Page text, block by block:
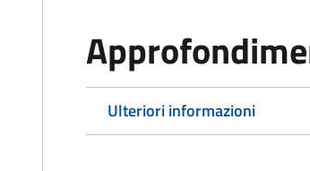
Ulteriori informazioni